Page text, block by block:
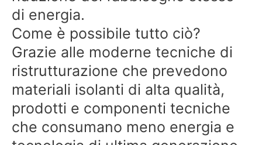
di energia.
Come è possibile tutto ciò?
Grazie alle moderne tecniche di
ristrutturazione che prevedono
materiali isolanti di alta qualità,
prodotti e componenti tecniche
che consumano meno energia e